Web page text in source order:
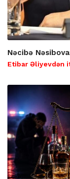
Nəcibə
Etibar Əliyevdən